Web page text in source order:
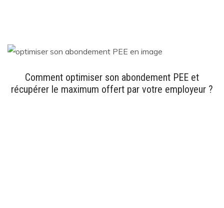
Comment optimiser son abondement PEE et
récupérer le maximum offert par votre employeur ?